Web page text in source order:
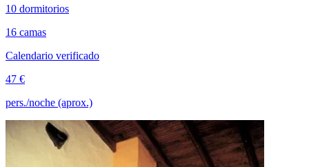
10 dormitorios
16 camas
Calendario verificado
47 €
pers./noche (aprox.)